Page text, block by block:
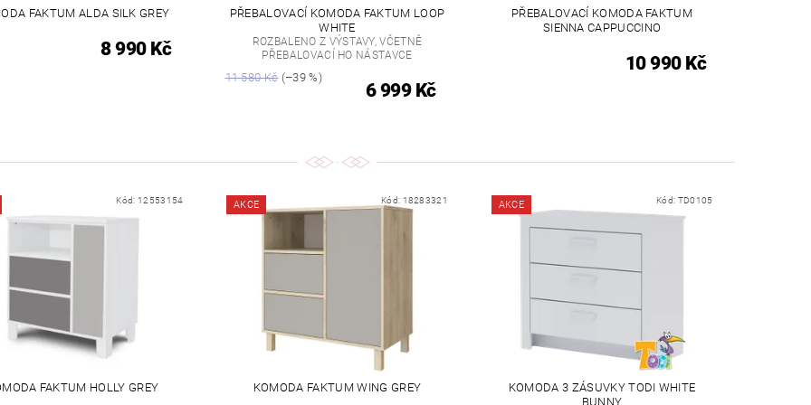
FAKTUM ALDA SILK GREY
8 990 Kč
PŘEBALOVACÍ KOMODA FAKTUM LOOP
WHITE
ROZBALENO Z VÝSTAVY, VČETNĚ
PŘEBALOVACÍ HO NÁSTAVCE
11 580 Kč(–39 %)
6 999 Kč
PŘEBALOVACÍ KOMODA FAKTUM
SIENNA CAPPUCCINO
10 990 Kč
Kód: 12553154
FAKTUM HOLLY GREY
AKCE Kód: 18283321
KOMODA FAKTUM WING GREY
AKCE Kód: TD0105
KOMODA 3 ZÁSUVKY TODI WHITE
BUNNY